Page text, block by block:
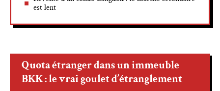
est lent
Quota étranger dans un immeuble
BKK : le vrai goulet d’étranglement